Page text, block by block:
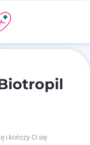
i kończy Ci się